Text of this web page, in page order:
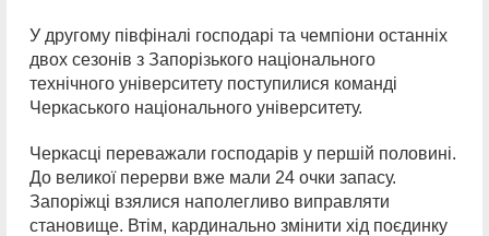
У другому півфіналі господарі та чемпіони останніх
двох сезонів з Запорізького національного
технічного університету поступилися команді
Черкаського національного університету.
Черкасці переважали господарів у першій половині.
До великої перерви вже мали 24 очки запасу.
Запоріжці взялися наполегливо виправляти
становище. Втім, кардинально змінити хід поєдинку